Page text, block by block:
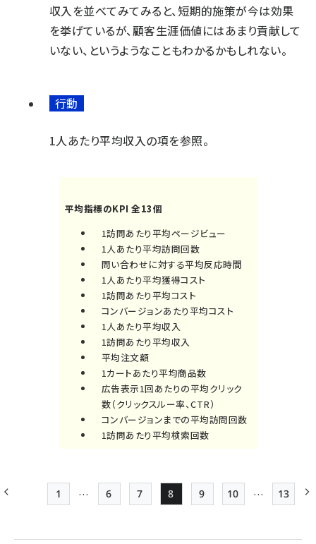
収入を並べてみてみると、短期的施策が今は効果
を挙げているが、顧客生涯価値にはあまり貢献して
いない、というようなこともわかるかもしれない。
行動
1人あたり平均収入の項を参照。
平均指標のKPI 全13個
1訪問あたり平均ページビュー
1人あたり平均訪問回数
問い合わせに対する平均反応時間
1人あたり平均獲得コスト
1訪問あたり平均コスト
コンバージョンあたり平均コスト
1人あたり平均収入
1訪問あたり平均収入
平均注文額
1カートあたり平均商品数
広告表示1回あたりの平均クリック
数（クリックスルー率、CTR）
コンバージョンまでの平均訪問回数
1訪問あたり平均検索回数
前ページ 先頭ページ
1 …
Page
6
Page
7
Page
8
Page
9
Page
10 …
最終ペ
13